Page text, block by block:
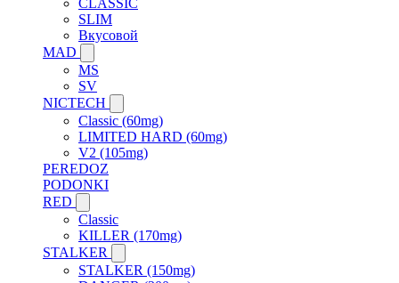
SLIM
Вкусовой
MAD
MS
SV
NICTECH
Classic (60mg)
LIMITED HARD (60mg)
V2 (105mg)
PEREDOZ
PODONKI
RED
Classic
KILLER (170mg)
STALKER
STALKER (150mg)